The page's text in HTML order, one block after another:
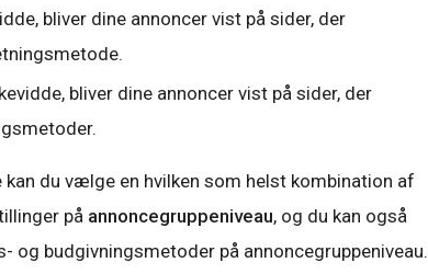
bliver dine annoncer vist på sider, der
bliver dine annoncer vist på sider, der
du vælge en hvilken som helst kombination af
på annoncegruppeniveau, og du kan også
og budgivningsmetoder på annoncegruppeniveau.